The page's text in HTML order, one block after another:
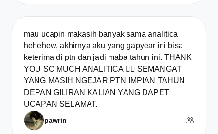
mau ucapin makasih banyak sama analitica
hehehew, akhirnya aku yang gapyear ini bisa
keterima di ptn dan jadi maba tahun ini. THANK
YOU SO MUCH ANALITICA ❤️‍🔥 SEMANGAT
YANG MASIH NGEJAR PTN IMPIAN TAHUN
DEPAN GILIRAN KALIAN YANG DAPET
UCAPAN SELAMAT.
pawrin